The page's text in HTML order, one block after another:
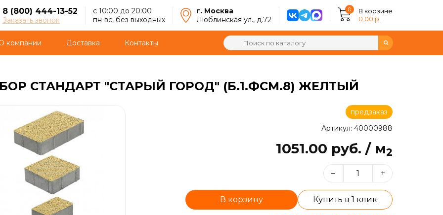
8 (800) 444-13-52
Заказать звонок
с 10:00 до 20:00
пн-вс, без выходных
г. Москва
Люблинская ул., д.72
0
В корзине
0.00 р.
компании Доставка Контакты
СТАНДАРТ "СТАРЫЙ ГОРОД" (Б.1.ФСМ.8) ЖЕЛТЫЙ
предзаказ
Артикул: 40000988
1051.00 руб. / м2
– +
В корзину Купить в 1 клик